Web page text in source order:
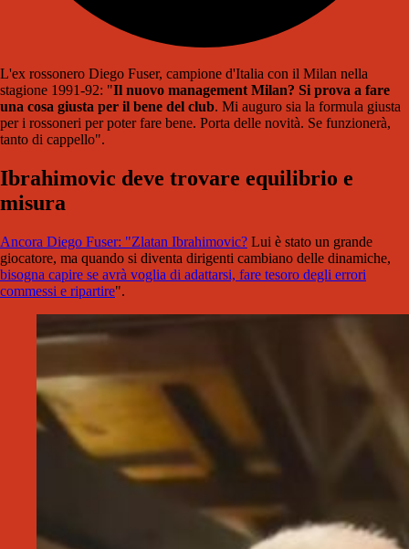
L'ex rossonero Diego Fuser, campione d'Italia con il Milan nella
stagione 1991-92: "Il nuovo management Milan? Si prova a fare
una cosa giusta per il bene del club. Mi auguro sia la formula giusta
per i rossoneri per poter fare bene. Porta delle novità. Se funzionerà,
tanto di cappello".
Ibrahimovic deve trovare equilibrio e
misura
Ancora Diego Fuser: "Zlatan Ibrahimovic? Lui è stato un grande
giocatore, ma quando si diventa dirigenti cambiano delle dinamiche,
bisogna capire se avrà voglia di adattarsi, fare tesoro degli errori
commessi e ripartire".